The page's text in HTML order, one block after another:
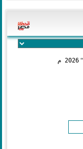
2026 م